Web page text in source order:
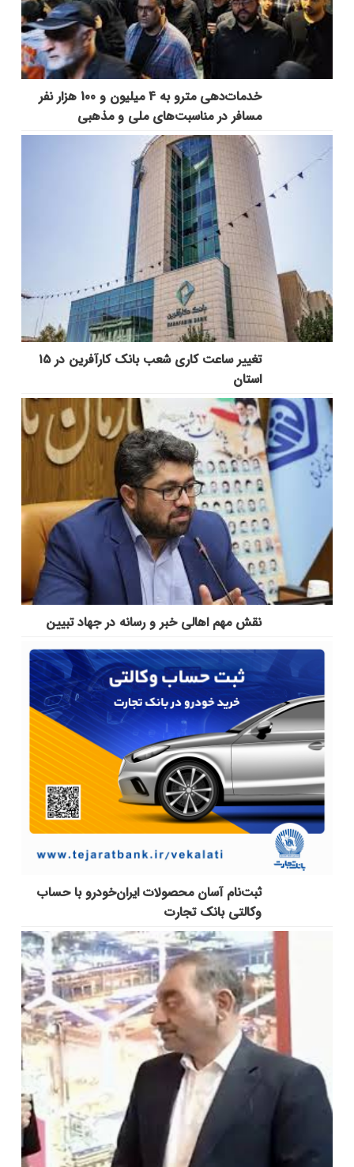
خدمات‌دهي مترو به 4 ميليون و 100 هزار نفر
مسافر در مناسبت‌هاي ملي و مذهبي
تغییر ساعت کاری شعب بانک کارآفرین در ۱۵
استان
نقش مهم اهالی خبر و رسانه در جهاد تبیین
ثبت‌نام آسان محصولات ایران‌خودرو با حساب
وکالتی بانک تجارت